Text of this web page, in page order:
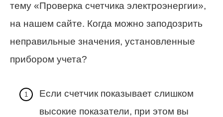
тему «Проверка счетчика электроэнергии»,
на нашем сайте. Когда можно заподозрить
неправильные значения, установленные
прибором учета?
Если счетчик показывает слишком
высокие показатели, при этом вы